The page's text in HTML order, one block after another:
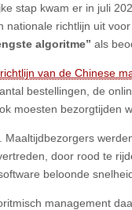
stap kwam er in juli
nationale richtlijn uit
algoritme” als
van de Chinese
bestellingen, de
moesten bezorgtijden
Maaltijdbezorgers
door rood te
beloonde
management